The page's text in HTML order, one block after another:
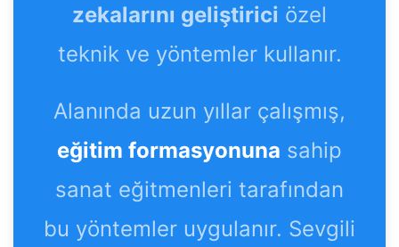
zekalarını geliştirici özel
teknik ve yöntemler kullanır.
Alanında uzun yıllar çalışmış,
eğitim formasyonuna sahip
sanat eğitmenleri tarafından
bu yöntemler uygulanır. Sevgili